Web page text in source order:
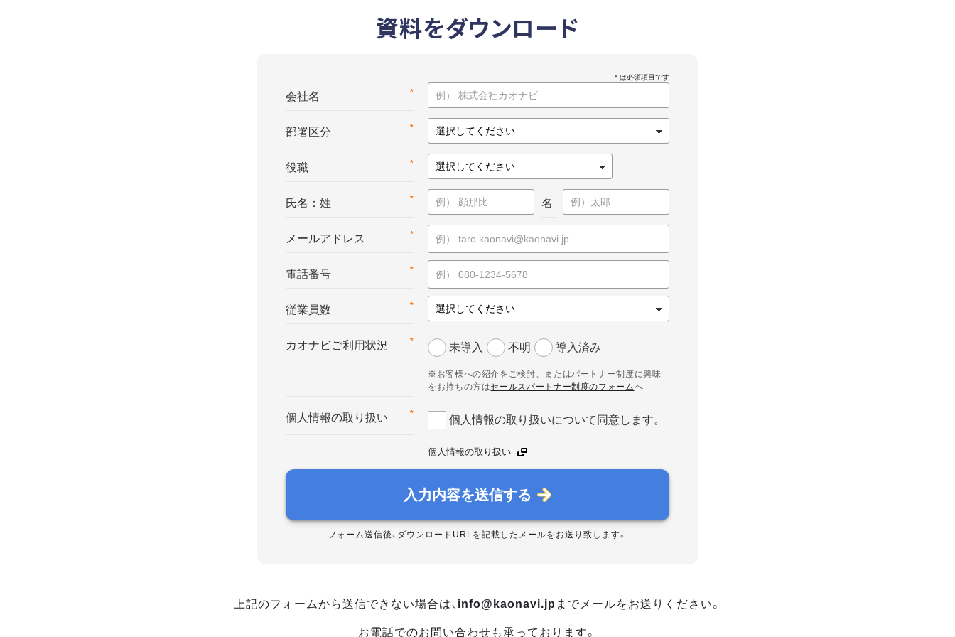
資料をダウンロード
*
会社名
*
部署区分
*
役職
*
氏名：姓 名
*
メールアドレス
*
電話番号
*
従業員数
*
カオナビご利用状況 未導入 不明 導入済み
※お客様への紹介をご検討、またはパートナー制度に興味
をお持ちの方はセールスパートナー制度のフォームへ
*
個人情報の取り扱い 個人情報の取り扱いについて同意します。
個人情報の取り扱い
入力内容を送信する
フォーム送信後、ダウンロードURLを記載したメールをお送り致します。
上記のフォームから送信できない場合は、 info@kaonavi.jp までメールをお送りください。
お電話でのお問い合わせも承っております。